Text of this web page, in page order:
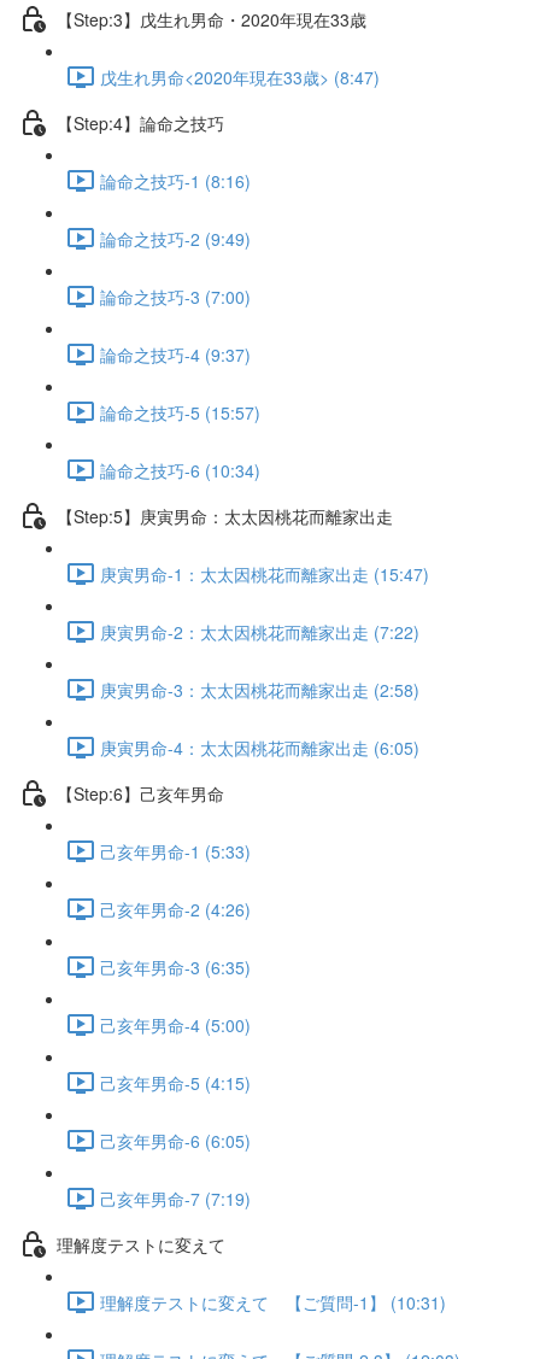
【Step:3】戊生れ男命・2020年現在33歳
戊生れ男命<2020年現在33歳> (8:47)
【Step:4】論命之技巧
論命之技巧-1 (8:16)
論命之技巧-2 (9:49)
論命之技巧-3 (7:00)
論命之技巧-4 (9:37)
論命之技巧-5 (15:57)
論命之技巧-6 (10:34)
【Step:5】庚寅男命：太太因桃花而離家出走
庚寅男命-1：太太因桃花而離家出走 (15:47)
庚寅男命-2：太太因桃花而離家出走 (7:22)
庚寅男命-3：太太因桃花而離家出走 (2:58)
庚寅男命-4：太太因桃花而離家出走 (6:05)
【Step:6】己亥年男命
己亥年男命-1 (5:33)
己亥年男命-2 (4:26)
己亥年男命-3 (6:35)
己亥年男命-4 (5:00)
己亥年男命-5 (4:15)
己亥年男命-6 (6:05)
己亥年男命-7 (7:19)
理解度テストに変えて
理解度テストに変えて 【ご質問-1】 (10:31)